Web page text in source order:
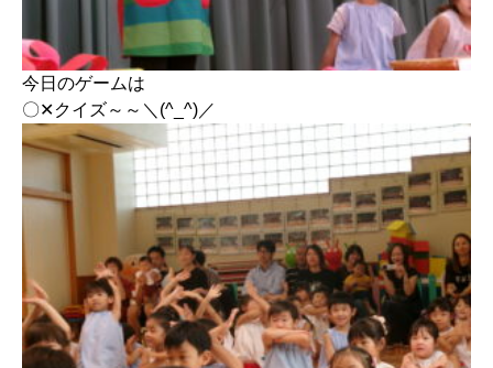
今日のゲームは
〇✕クイズ～～＼(^_^)／